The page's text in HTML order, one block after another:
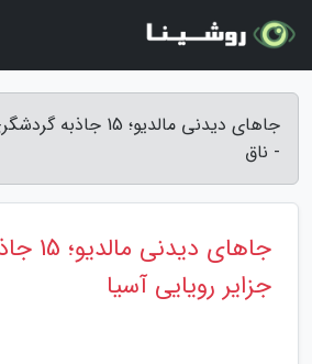
جاهای دیدنی مالدیو؛
- ناق
جاهای
جزایر رویایی آسیا